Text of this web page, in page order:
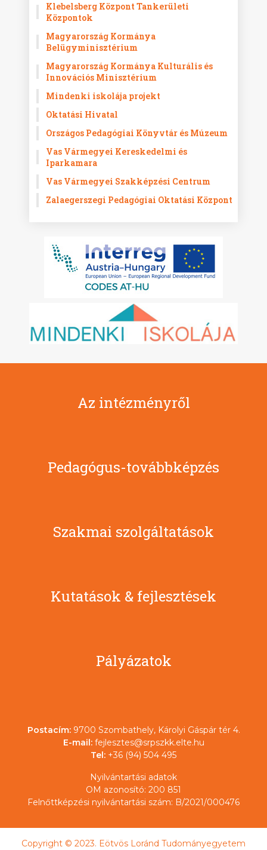
Klebelsberg Központ Tankerületi
Központok
Magyarország Kormánya
Belügyminisztérium
Magyarország Kormánya Kulturális és
Innovációs Minisztérium
Mindenki iskolája projekt
Oktatási Hivatal
Országos Pedagógiai Könyvtár és Múzeum
Vas Vármegyei Kereskedelmi és
Iparkamara
Vas Vármegyei Szakképzési Centrum
Zalaegerszegi Pedagógiai Oktatási Központ
Az intézményről
Pedagógus-továbbképzés
Szakmai szolgáltatások
Kutatások & fejlesztések
Pályázatok
Postacím: 9700 Szombathely, Károlyi Gáspár tér 4.
E-mail: fejlesztes@srpszkk.elte.hu
Tel: +36 (94) 504 495
Nyilvántartási adatok
OM azonosító: 200 851
Felnőttképzési nyilvántartási szám: B/2021/000476
Copyright © 2023. Eötvös Loránd Tudományegyetem